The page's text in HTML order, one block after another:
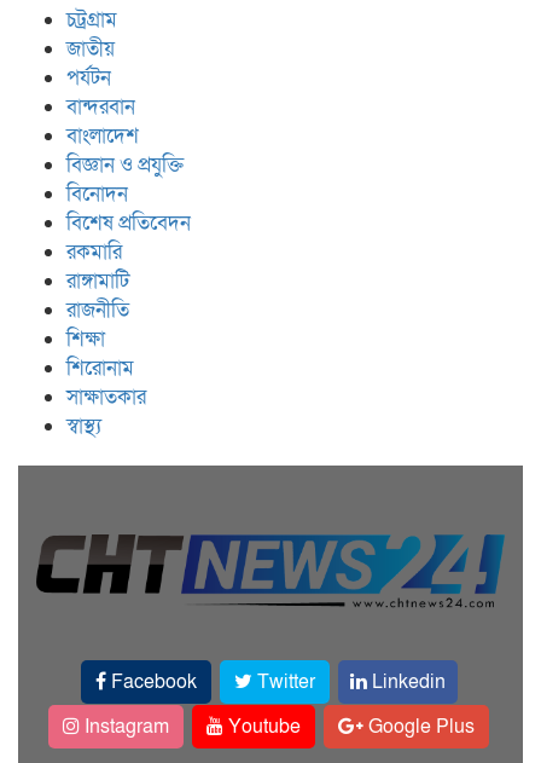
চট্রগ্রাম
জাতীয়
পর্যটন
বান্দরবান
বাংলাদেশ
বিজ্ঞান ও প্রযুক্তি
বিনোদন
বিশেষ প্রতিবেদন
রকমারি
রাঙ্গামাটি
রাজনীতি
শিক্ষা
শিরোনাম
সাক্ষাতকার
স্বাস্থ্য
Facebook Twitter
Linkedin
Instagram
Youtube Google Plus